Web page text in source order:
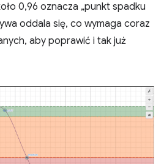
0,96 oznacza „punkt spadku
oddala się, co wymaga coraz
aby poprawić i tak już